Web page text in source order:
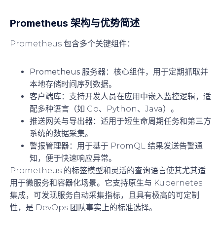
Prometheus 架构与优势简述
Prometheus 包含多个关键组件：
Prometheus 服务器：核心组件，用于定期抓取并
本地存储时间序列数据。
客户端库：支持开发人员在应用中嵌入监控逻辑，适
配多种语言（如 Go、Python、Java）。
推送网关与导出器：适用于短生命周期任务和第三方
系统的数据采集。
警报管理器：用于基于 PromQL 结果发送告警通
知，便于快速响应异常。
Prometheus 的标签模型和灵活的查询语言使其尤其适
用于微服务和容器化场景。它支持原生与 Kubernetes
集成，可发现服务自动采集指标，且具有极高的可定制
性，是 DevOps 团队事实上的标准选择。